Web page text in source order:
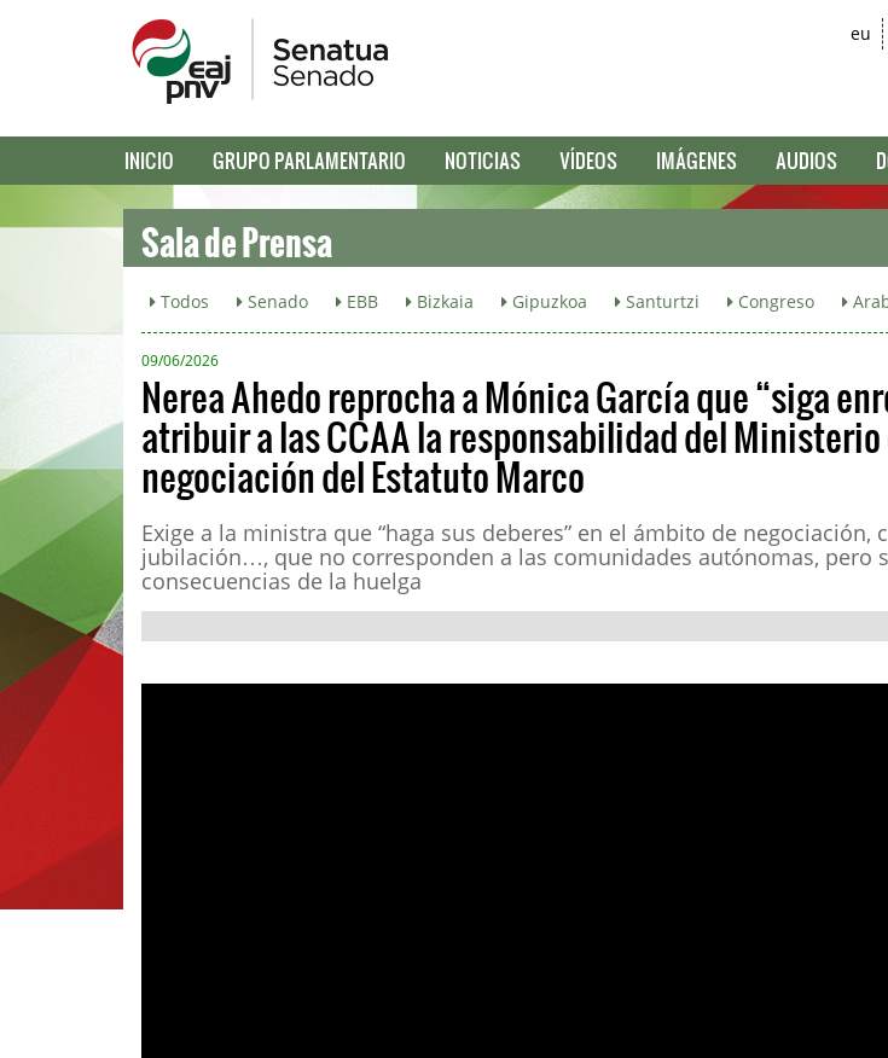
eu
INICIO GRUPO PARLAMENTARIO NOTICIAS VÍDEOS IMÁGENES AUDIOS
Sala de Prensa
Todos Senado EBB Bizkaia Gipuzkoa Santurtzi Congreso
09/06/2026
Nerea Ahedo reprocha a Mónica García que “siga
atribuir a las CCAA la responsabilidad del Ministerio
negociación del Estatuto Marco
Exige a la ministra que “haga sus deberes” en el ámbito de negociación,
jubilación…, que no corresponden a las comunidades autónomas, pero
consecuencias de la huelga